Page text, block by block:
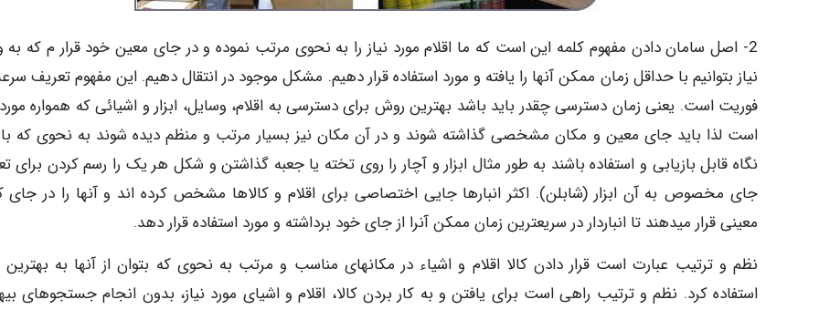
2- اصل سامان دادن مفهوم کلمه این است که ما اقلام مورد نیاز را به نحوی مرتب نموده و در جای معین خود قرار م که
نیاز بتوانیم با حداقل زمان ممکن آنها را یافته و مورد استفاده قرار دهیم. مشکل موجود در انتقال دهیم. این مفهوم تعریف
فوریت است. یعنی زمان دسترسی چقدر باید باشد بهترین روش برای دسترسی به اقلام، وسایل، ابزار و اشیائی که همواره مورد
است لذا باید جای معین و مکان مشخصی گذاشته شوند و در آن مکان نیز بسیار مرتب و منظم دیده شوند به نحوی که
نگاه قابل بازیابی و استفاده باشند به طور مثال ابزار و آچار را روی تخته یا جعبه گذاشتن و شکل هر یک را رسم کردن برای
جای مخصوص به آن ابزار (شابلن). اکثر انبارها جایی اختصاصی برای اقلام و کالاها مشخص کرده اند و آنها را در جای
معینی قرار میدهند تا انباردار در سریعترین زمان ممکن آنرا از جای خود برداشته و مورد استفاده قرار دهد.
نظم و ترتیب عبارت است قرار دادن کالا اقلام و اشیاء در مکانهای مناسب و مرتب به نحوی که بتوان از آنها به
استفاده کرد. نظم و ترتیب راهی است برای یافتن و به کار بردن کالا، اقلام و اشیای مورد نیاز، بدون انجام جستجوهای